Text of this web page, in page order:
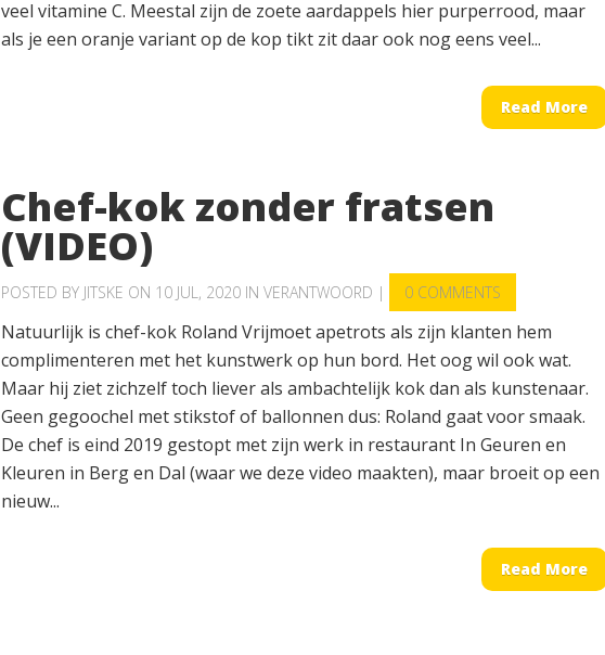
veel vitamine C. Meestal zijn de zoete aardappels hier purperrood, maar
als je een oranje variant op de kop tikt zit daar ook nog eens veel...
Read More
Chef-kok zonder fratsen
(VIDEO)
POSTED BY JITSKE ON 10 JUL, 2020 IN VERANTWOORD | 0 COMMENTS
Natuurlijk is chef-kok Roland Vrijmoet apetrots als zijn klanten hem
complimenteren met het kunstwerk op hun bord. Het oog wil ook wat.
Maar hij ziet zichzelf toch liever als ambachtelijk kok dan als kunstenaar.
Geen gegoochel met stikstof of ballonnen dus: Roland gaat voor smaak.
De chef is eind 2019 gestopt met zijn werk in restaurant In Geuren en
Kleuren in Berg en Dal (waar we deze video maakten), maar broeit op een
nieuw...
Read More